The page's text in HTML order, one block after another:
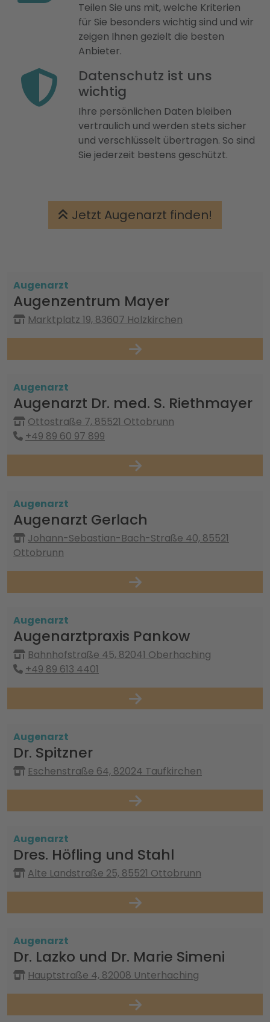
Teilen Sie uns mit, welche Kriterien
für Sie besonders wichtig sind und wir
zeigen Ihnen gezielt die besten
Anbieter.
Datenschutz ist uns
wichtig
Ihre persönlichen Daten bleiben
vertraulich und werden stets sicher
und verschlüsselt übertragen. So sind
Sie jederzeit bestens geschützt.
Jetzt Augenarzt finden!
Augenarzt
Augenzentrum Mayer
Marktplatz 19, 83607 Holzkirchen
Augenarzt
Augenarzt Dr. med. S. Riethmayer
Ottostraße 7, 85521 Ottobrunn
+49 89 60 97 899
Augenarzt
Augenarzt Gerlach
Johann-Sebastian-Bach-Straße 40, 85521
Ottobrunn
Augenarzt
Augenarztpraxis Pankow
Bahnhofstraße 45, 82041 Oberhaching
+49 89 613 4401
Augenarzt
Dr. Spitzner
Eschenstraße 64, 82024 Taufkirchen
Augenarzt
Dres. Höfling und Stahl
Alte Landstraße 25, 85521 Ottobrunn
Augenarzt
Dr. Lazko und Dr. Marie Simeni
Hauptstraße 4, 82008 Unterhaching